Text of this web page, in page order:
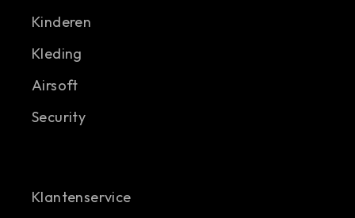
Kinderen
Kleding
Airsoft
Security
Klantenservice